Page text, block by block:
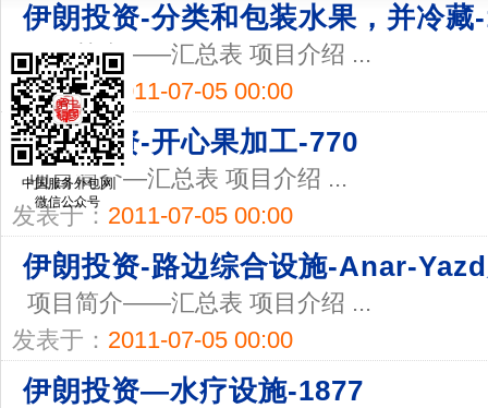
伊朗投资-分类和包装水果，并冷藏
项目简介——汇总表 项目介绍 ...
发表于：2011-07-05 00:00
伊朗投资-开心果加工-770
项目简介—汇总表 项目介绍 ...
发表于： 2011-07-05 00:00
伊朗投资-路边综合设施-Anar-
项目简介——汇总表 项目介绍 ...
发表于： 2011-07-05 00:00
伊朗投资—水疗设施-1877
中国服务外包网
微信公众号